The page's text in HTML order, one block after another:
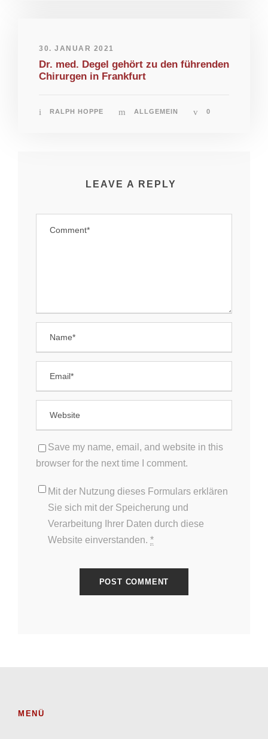
30. JANUAR 2021
Dr. med. Degel gehört zu den führenden
Chirurgen in Frankfurt
RALPH HOPPE ALLGEMEIN 0
LEAVE A REPLY
Save my name, email, and website in this
browser for the next time I comment.
Mit der Nutzung dieses Formulars erklären
Sie sich mit der Speicherung und
Verarbeitung Ihrer Daten durch diese
Website einverstanden. *
MENÜ